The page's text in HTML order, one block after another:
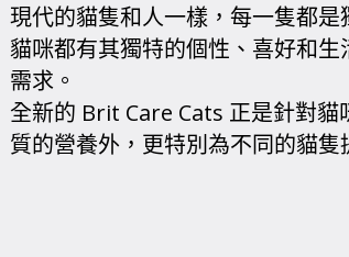
現代的貓隻和人一樣，每一隻都
貓咪都有其獨特的個性、喜好和
需求。
全新的 Brit Care Cats 正是針對
質的營養外，更特別為不同的貓